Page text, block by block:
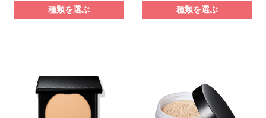
種類を選ぶ 種類を選ぶ